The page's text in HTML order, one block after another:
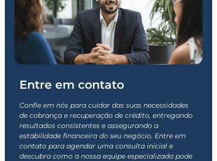
Entre em contato
Confie em nós para cuidar das suas necessidades
de cobrança e recuperação de crédito, entregando
resultados consistentes e assegurando a
estabilidade financeira do seu negócio. Entre em
contato para agendar uma consulta inicial e
descubra como a nossa equipe especializada pode